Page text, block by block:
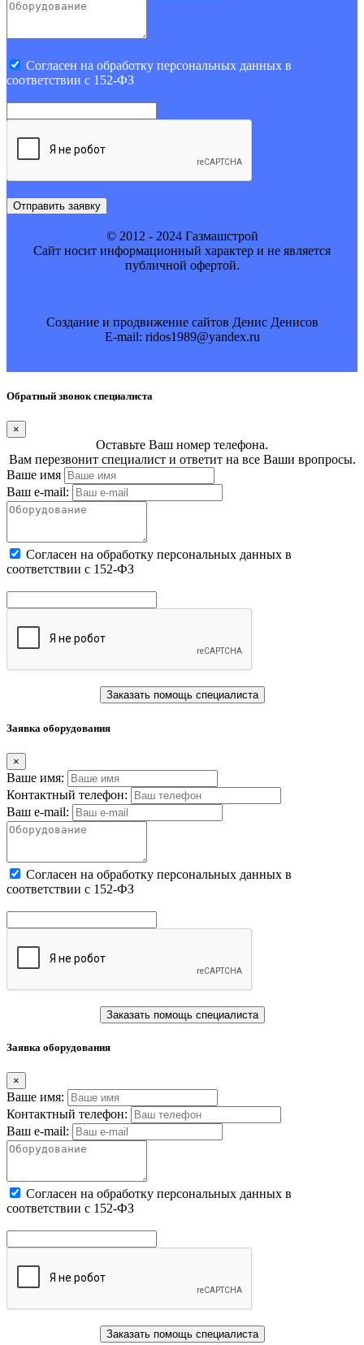
Cогласен на обработку персональных данных в
соответствии с 152-ФЗ
Отправить заявку
© 2012 - 2024 Газмашстрой
Cайт носит информационный характер и не является
публичной офертой.
Создание и продвижение сайтов Денис Денисов
E-mail: ridos1989@yandex.ru
Обратный звонок специалиста
×
Оставьте Ваш номер телефона.
Вам перезвонит специалист и ответит на все Ваши вропросы.
Ваше имя
Ваш e-mail:
Cогласен на обработку персональных данных в
соответствии с 152-ФЗ
Заказать помощь специалиста
Заявка оборудования
×
Ваше имя:
Контактный телефон:
Ваш e-mail:
Cогласен на обработку персональных данных в
соответствии с 152-ФЗ
Заказать помощь специалиста
Заявка оборудования
×
Ваше имя:
Контактный телефон:
Ваш e-mail:
Cогласен на обработку персональных данных в
соответствии с 152-ФЗ
Заказать помощь специалиста